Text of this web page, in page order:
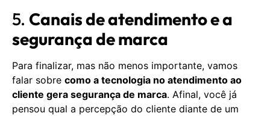
5. Canais de atendimento e a
segurança de marca
Para finalizar, mas não menos importante, vamos
falar sobre como a tecnologia no atendimento ao
cliente gera segurança de marca. Afinal, você já
pensou qual a percepção do cliente diante de um